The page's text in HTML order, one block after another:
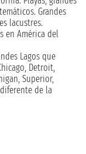
Grandes
lacustres.
en América del
Lagos que
Detroit,
Superior,
de la